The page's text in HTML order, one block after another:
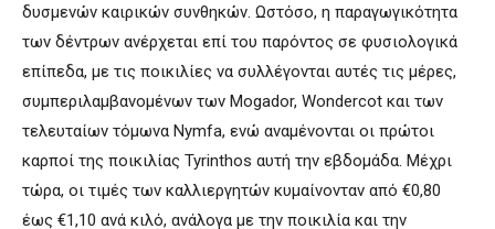
δυσμενών καιρικών συνθηκών. Ωστόσο, η παραγωγικότητα
των δέντρων ανέρχεται επί του παρόντος σε φυσιολογικά
επίπεδα, με τις ποικιλίες να συλλέγονται αυτές τις μέρες,
συμπεριλαμβανομένων των Mogador, Wondercot και των
τελευταίων τόμωνα Nymfa, ενώ αναμένονται οι πρώτοι
καρποί της ποικιλίας Tyrinthos αυτή την εβδομάδα. Μέχρι
τώρα, οι τιμές των καλλιεργητών κυμαίνονταν από €0,80
έως €1,10 ανά κιλό, ανάλογα με την ποικιλία και την